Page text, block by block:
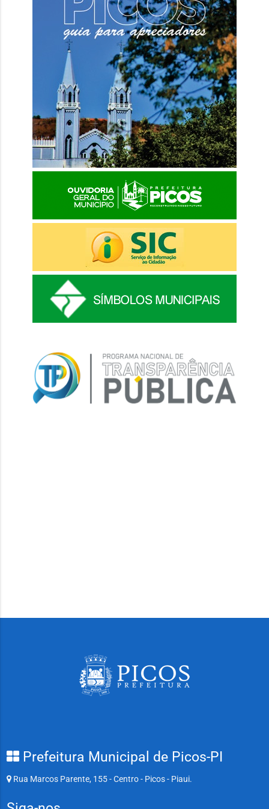
Prefeitura Municipal de Picos-PI
Rua Marcos Parente, 155 - Centro - Picos - Piaui.